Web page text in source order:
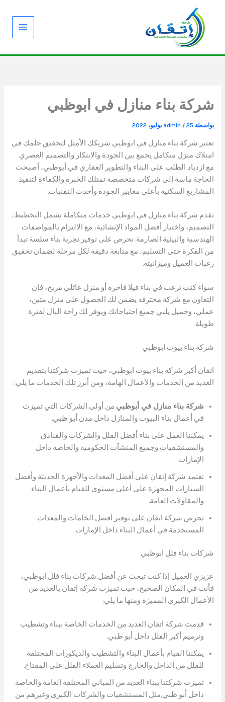
المحتوى
شركة بناء منازل في ابوظبي
بواسطة admin / 25 يوليو، 2022
تعتبر شركة بناء منازل في ابوظبي شريكك الأمثل لتحقيق حلمك في
امتلاك منزل متكامل يجمع بين الجودة والابتكار والتصميم العصري.
مع ازدياد الطلب على البناء والتطوير العقاري في أبوظبي، أصبحت
الحاجة ماسة إلى شركات متخصصة تمتلك الخبرة والكفاءة لتنفيذ
المشاريع السكنية بأعلى معايير الجودة وأحدث التقنيات.
تقدم شركة بناء منازل في ابوظبي خدمات متكاملة تشمل التخطيط،
التصميم، واختيار أفضل المواد الإنشائية، مع الالتزام بالمواصفات
الهندسية والبيئية الصارمة. نحرص على توفير تجربة بناء سلسة تبدأ
من الفكرة حتى التسليم، مع متابعة دقيقة لكل مرحلة لضمان تحقيق
رغبات العميل وميزانيته.
سواء كنت ترغب في بناء فيلا فاخرة أو منزل عائلي مريح، فإن
التعاون مع شركة محترفة يضمن لك الحصول على منزل متين،
عملي، وجميل يلبي جميع احتياجاتك ويوفر لك راحة البال لفترة
طويلة.
شركة بناء بيوت ابوظبي
اتقان أكبر شركة بناء بيوت ابوظبي، حيث تميزت شركتنا بتقديم
العديد من الخدمات والأعمال الهامة، ومن أبرز تلك الخدمات ما يلي:
شركة بناء منازل في أبوظبي من أولى الشركات التي تميزت
في أعمال بناء البيوت والمنازل داخل مدن أبو ظبي.
يمكننا العمل على بناء أفضل الفلل والشركات والفنادق
والمستشفيات وجميع المنشآت الحكومية والخاصة داخل
الإمارات.
تعتمد شركة إتقان على أفضل المعدات والأجهزة الحديثة وأفضل
السيارات المجهزة على أعلى مستوى للقيام بأعمال البناء
والمقاولات العامة.
تحرص شركة اتقان على توفير أفضل الخامات والمعدات
المستخدمة في أعمال البناء داخل الإمارات.
شركات بناء فلل ابوظبي
عزيزي العميل إذا كنت تبحث عن أفضل شركات بناء فلل ابوظبي،
فأنت في المكان الصحيح، حيث تميزت شركة إتقان بالعديد من
الأعمال الكبرى المميزة ومنها ما يلي:
قدمت شركة اتقان العديد من الخدمات الخاصة ببناء وتشطيب
وترميم أكبر الفلل داخل أبو ظبي.
يمكننا القيام بأعمال البناء والتشطيب والديكورات المختلفة
للفلل من الداخل والخارج وتسليم العملاء الفلل على المفتاح.
تميزت شركتنا ببناء العديد من المباني المختلفة العامة والخاصة
داخل أبو ظبي,مثل المستشفيات والشركات الكبرى وغيرهم من